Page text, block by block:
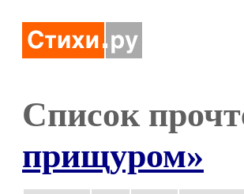
Список
прищуром»